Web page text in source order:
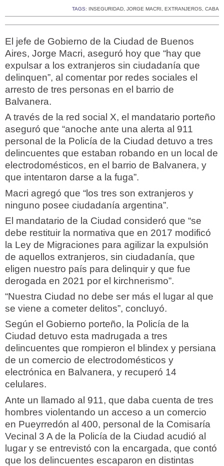
TAGS: INSEGURIDAD, JORGE MACRI , EXTRANJEROS, CABA
El jefe de Gobierno de la Ciudad de Buenos
Aires, Jorge Macri, aseguró hoy que “hay que
expulsar a los extranjeros sin ciudadanía que
delinquen”, al comentar por redes sociales el
arresto de tres personas en el barrio de
Balvanera.
A través de la red social X, el mandatario porteño
aseguró que “anoche ante una alerta al 911
personal de la Policía de la Ciudad detuvo a tres
delincuentes que estaban robando en un local de
electrodomésticos, en el barrio de Balvanera, y
que intentaron darse a la fuga”.
Macri agregó que “los tres son extranjeros y
ninguno posee ciudadanía argentina”.
El mandatario de la Ciudad consideró que “se
debe restituir la normativa que en 2017 modificó
la Ley de Migraciones para agilizar la expulsión
de aquellos extranjeros, sin ciudadanía, que
eligen nuestro país para delinquir y que fue
derogada en 2021 por el kirchnerismo”.
“Nuestra Ciudad no debe ser más el lugar al que
se viene a cometer delitos”, concluyó.
Según el Gobierno porteño, la Policía de la
Ciudad detuvo esta madrugada a tres
delincuentes que rompieron el blindex y persiana
de un comercio de electrodomésticos y
electrónica en Balvanera, y recuperó 14
celulares.
Ante un llamado al 911, que daba cuenta de tres
hombres violentando un acceso a un comercio
en Pueyrredón al 400, personal de la Comisaría
Vecinal 3 A de la Policía de la Ciudad acudió al
lugar y se entrevistó con la encargada, que contó
que los delincuentes escaparon en distintas